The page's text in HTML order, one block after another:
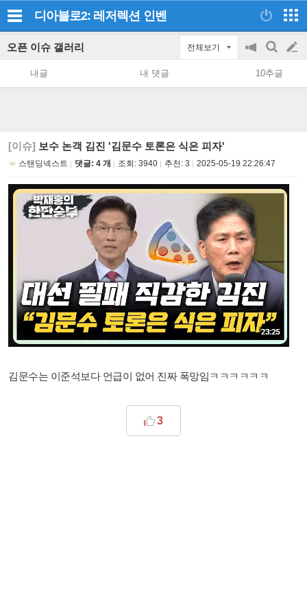
디아블로2: 레저렉션 인벤
오픈 이슈 갤러리 전체보기
공
지
on/off
검
색
글
쓰
내글 내 댓글 10추글
[이슈] 보수 논객 김진 '김문수 토론은 식은 피자'
스탠딩넥스트 댓글: 4 개 조회: 3940 추천: 3 2025-05-19 22:26:47
김문수는 이준석보다 언급이 없어 진짜 폭망임ㅋㅋㅋㅋㅋㅋ
3